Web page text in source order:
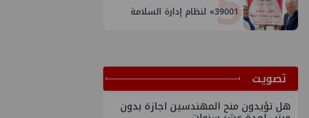
39001» لنظام إدارة السلامة
ﺗﺼﻮﻳﺖ
هل تؤيدون منح المهندسين اجازة بدون